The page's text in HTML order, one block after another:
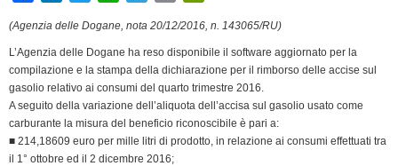
c
e
b
o
k
n
k
e
d
I
n
i
t
t
e
r
a
t
s
p
p
l
e
g
r
a
m
p
y
L
n
k
i
n
t
F
r
i
(Agenzia delle Dogane, nota 20/12/2016, n. 143065/RU)
L’Agenzia delle Dogane ha reso disponibile il software aggiornato per la
compilazione e la stampa della dichiarazione per il rimborso delle accise sul
gasolio relativo ai consumi del quarto trimestre 2016.
A seguito della variazione dell’aliquota dell’accisa sul gasolio usato come
carburante la misura del beneficio riconoscibile è pari a:
■ 214,18609 euro per mille litri di prodotto, in relazione ai consumi effettuati tra
il 1° ottobre ed il 2 dicembre 2016;